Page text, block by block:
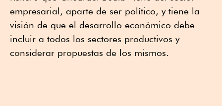
empresarial, aparte de ser político, y tiene la
visión de que el desarrollo económico debe
incluir a todos los sectores productivos y
considerar propuestas de los mismos.